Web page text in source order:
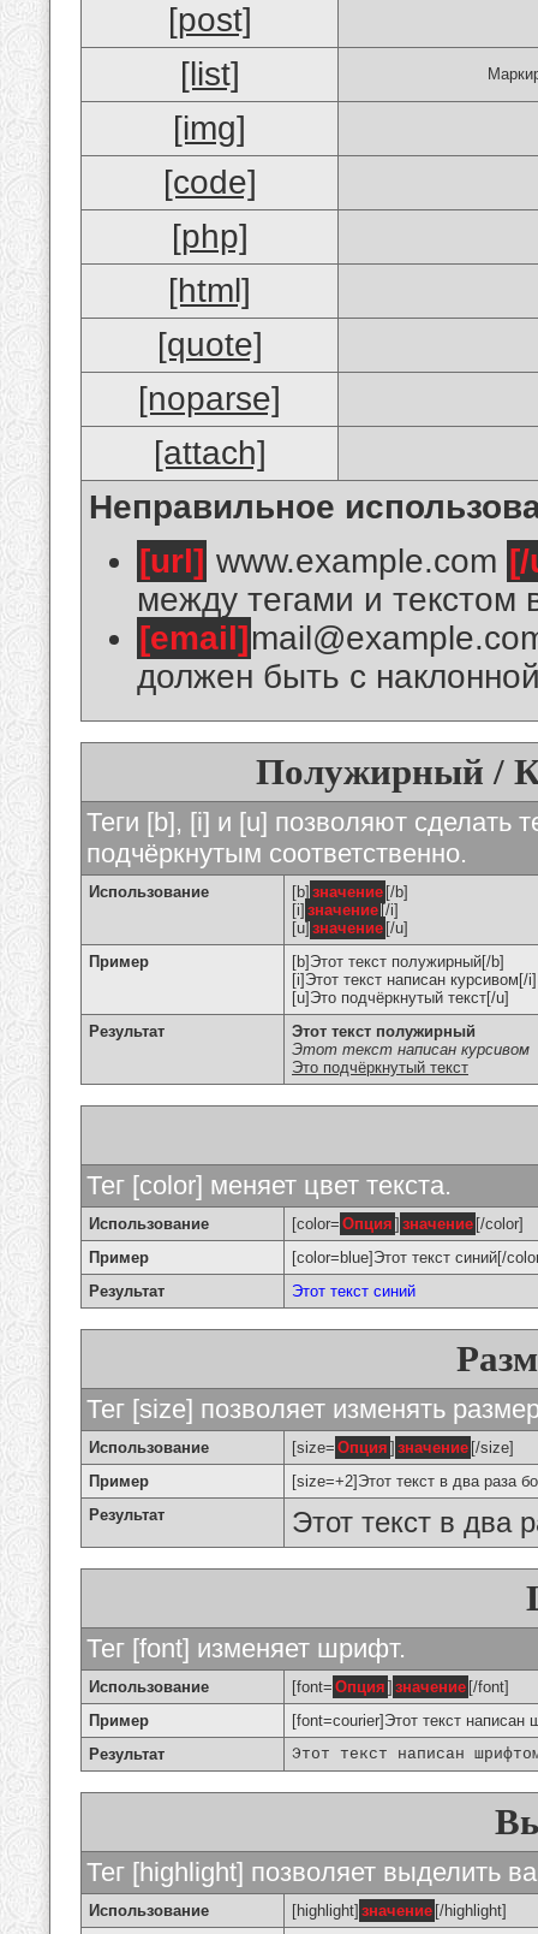
[post]
[list]
[img]
[code]
[php]
[html]
[quote]
[noparse]
[attach]
Неправильное
[url] www.example.com
между тегами и текстом
[email]
должен быть с
Полужирный /
Теги [b], [i] и [u] позволяют сделать
подчёркнутым соответственно.
Использование [b] значение [/b]
[i] значение [/i]
[u] значение [/u]
Пример
[b]Этот текст полужирный[/b]
[i]Этот текст написан курсивом[/i]
[u]Это подчёркнутый текст[/u]
Результат
Этот текст полужирный
Этот текст написан курсивом
Это подчёркнутый текст
Тег [color] меняет цвет текста.
Использование [color= Опция ] значение [/color]
Пример
[color=blue]Этот текст синий[/
Результат
Этот текст синий
Тег [size] позволяет изменять
Использование [size= Опция ] значение [/size]
Пример
[size=+2]Этот текст в два раза
Результат
Этот текст в два
Тег [font] изменяет шрифт.
Использование [font= Опция ] значение [/font]
Пример
[font=courier]Этот текст
Результат
Этот текст написан
Тег [highlight] позволяет выделить
Использование [highlight] значение [/highlight]